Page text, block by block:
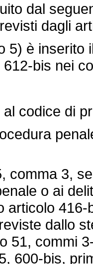
dal
dagli
è inserito
bis nei
al codice di
3,
o ai
articolo
dallo
51, commi
600-bis,